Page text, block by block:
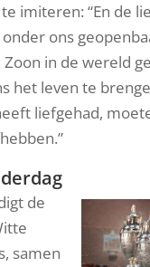
imiteren: “En de
ons
Zoon in de wereld
het leven te
liefgehad,
de
samen